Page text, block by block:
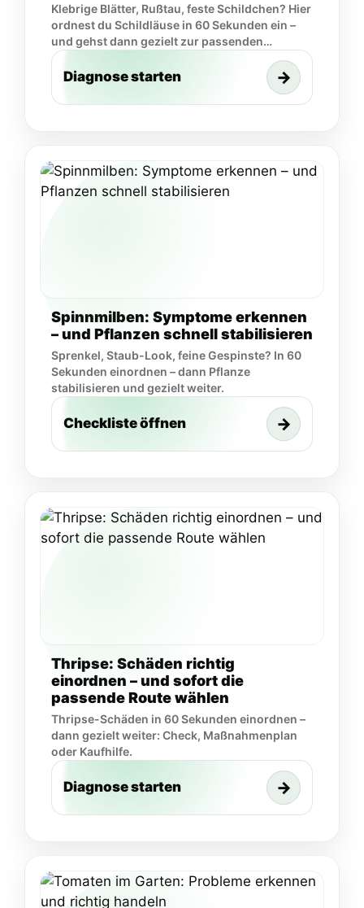
Klebrige Blätter, Rußtau, feste Schildchen? Hier
ordnest du Schildläuse in 60 Sekunden ein –
und gehst dann gezielt zur passenden
Unterseite weiter.
Diagnose starten →
Spinnmilben: Symptome erkennen
– und Pflanzen schnell stabilisieren
Sprenkel, Staub-Look, feine Gespinste? In 60
Sekunden einordnen – dann Pflanze
stabilisieren und gezielt weiter.
Checkliste öffnen →
Thripse: Schäden richtig
einordnen – und sofort die
passende Route wählen
Thripse-Schäden in 60 Sekunden einordnen –
dann gezielt weiter: Check, Maßnahmenplan
oder Kaufhilfe.
Diagnose starten →